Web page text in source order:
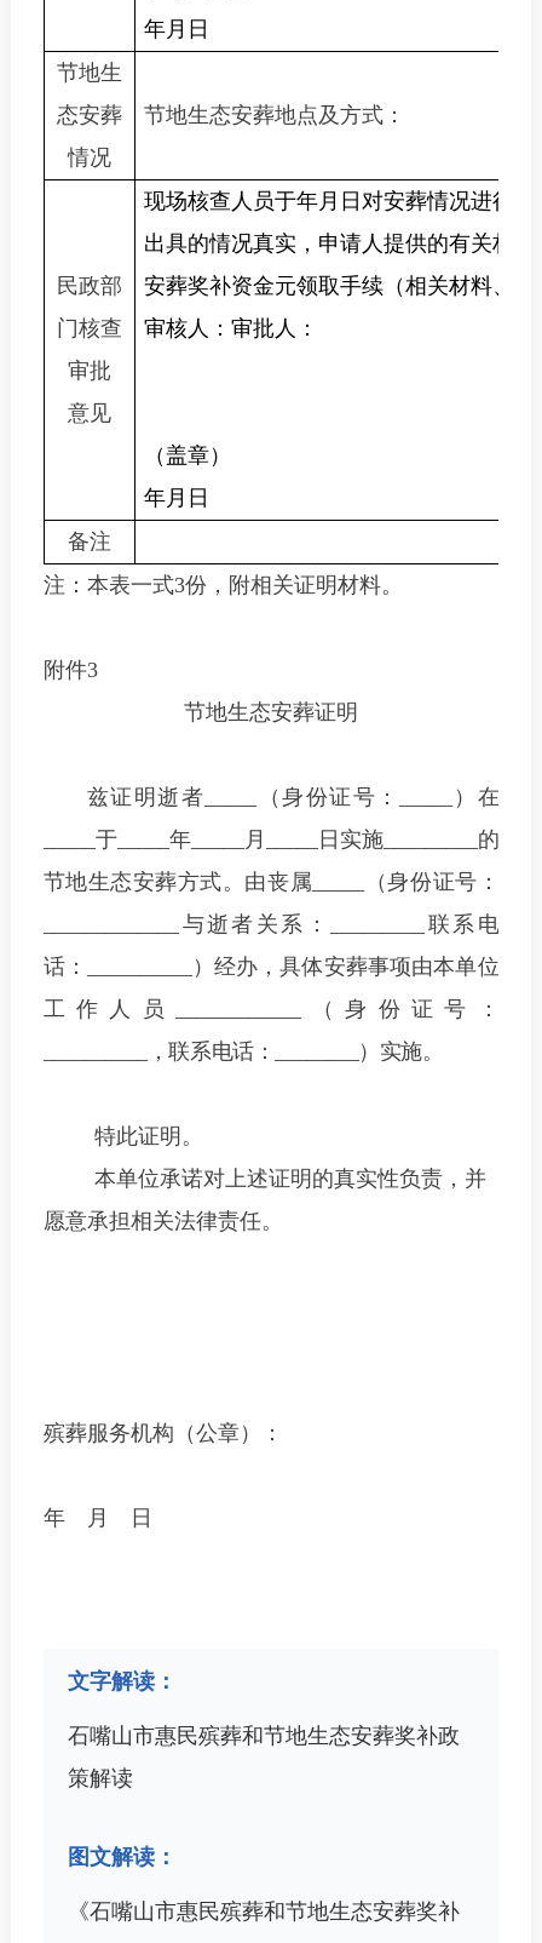
年 月 日
节地生
态安葬
情况
节地生态安葬地点及方式：
民政部
门核查
审批
意见
现场核查人员于年 月 日对安葬情况进行
出具的情况真实，申请人提供的有关材
安葬奖补资金元领取手续（相关材料、
审核人：审批人：
（盖章）
年 月 日
备注
注：本表一式3份，附相关证明材料。
附件3
节地生态安葬证明
兹证明逝者 _____（身份证号 ：_____ ） 在
_____于 _____年 _____月_____ 日实施_________ 的
节地生态安葬方式。 由丧属 _____（身份证号 ：
与逝者关系 ：_________
联系电
话： __________） 经办，具体安葬事项由本单位
工作人员____________
（身份证号
：
，联系电话：________ ） 实施。
特此证明。
本单位承诺对上述证明的真实性负责，并
愿意承担相关法律责任。
殡葬服务机构 （公章）：
年 月 日
文字解读：
石嘴山市惠民殡葬和节地生态安葬奖补政
策解读
图文解读：
《石嘴山市惠民殡葬和节地生态安葬奖补